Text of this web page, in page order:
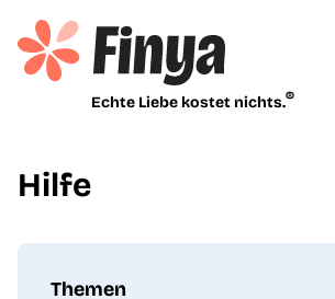
Echte Liebe kostet nichts.®
Hilfe
Themen